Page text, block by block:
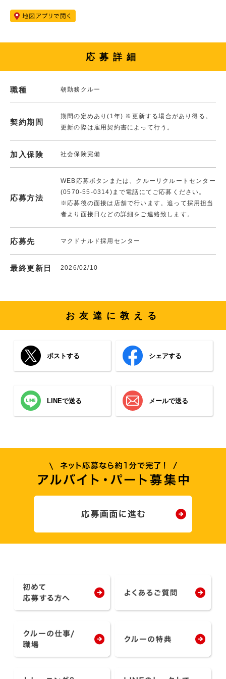
応募詳細
職種 朝勤務クルー
契約期間
期間の定めあり(1年) ※更新する場合があり得る。
更新の際は雇用契約書によって行う。
加入保険 社会保険完備
応募方法
WEB応募ボタンまたは、クルーリクルートセンター
(0570-55-0314)まで電話にてご応募ください。
※応募後の面接は店舗で行います。追って採用担当
者より面接日などの詳細をご連絡致します。
応募先 マクドナルド採用センター
最終更新日 2026/02/10
お友達に教える
ポストする シェアする
LINEで送る メールで送る